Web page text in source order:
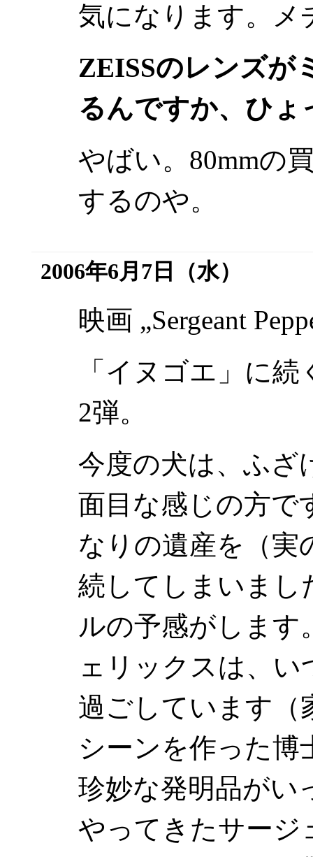
気になります。メ
ZEISSのレンズが
るんですか、ひょ
やばい。80mmの
するのや。
2006年6月7日（水）
映画 „Sergeant
「イヌゴエ」に
2弾。
今度の犬は、ふざ
面目な感じの方で
なりの遺産を（実
続してしまいまし
ルの予感がします
ェリックスは、
過ごしています（
シーンを作った博
珍妙な発明品がい
やってきたサージ